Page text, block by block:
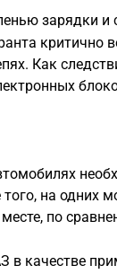
зарядки
критично
Как
на одних
по
в качестве